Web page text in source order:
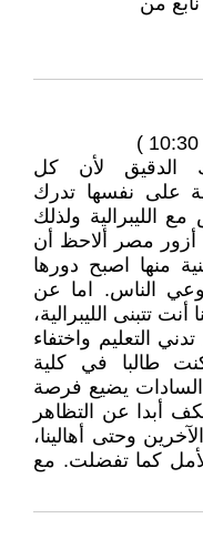
الدقيق لأن كل
على نفسها تدرك
الليبرالية ولذلك
أزور مصر ألاحظ أن
منها اصبح دورها
وعي الناس. اما عن
تتبنى الليبرالية،
التعليم واختفاء
طالبا في كلية
السادات يضيع فرصة
أبدا عن التظاهر
وحتى أهالينا،
كما تفضلت. مع